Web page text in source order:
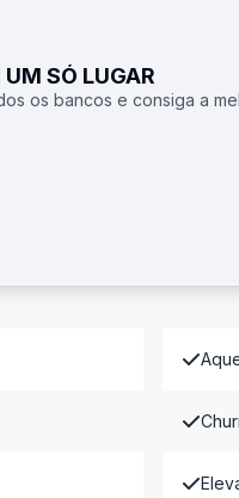
SÓ LUGAR
os bancos e consiga a